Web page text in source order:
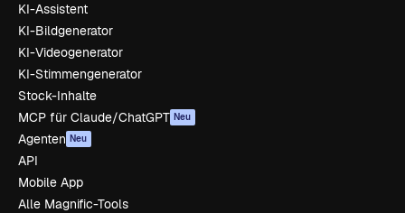
KI-Assistent
KI-Bildgenerator
KI-Videogenerator
KI-Stimmengenerator
Stock-Inhalte
MCP für Claude/ChatGPT Neu
Agenten Neu
API
Mobile App
Alle Magnific-Tools